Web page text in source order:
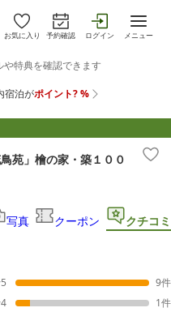
お気に入り 予約確認 ログイン メニュー
苑」檜の家・築１００
写真 クーポン クチコミ
5 9件
4
1件